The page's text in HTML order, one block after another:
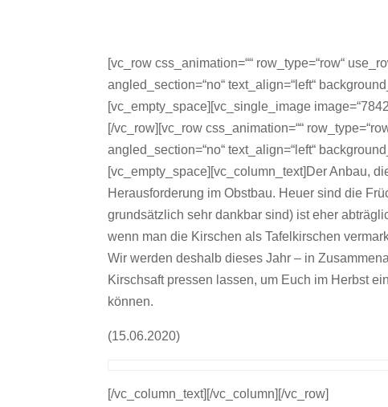
[vc_row css_animation=““ row_type=“row“
angled_section=“no“ text_align=“left“
[vc_empty_space][vc_single_image
[/vc_row][vc_row css_animation=““
angled_section=“no“ text_align=“left“
[vc_empty_space][vc_column_text]Der Anbau,
Herausforderung im Obstbau. Heuer sind die
grundsätzlich sehr dankbar sind) ist eher
wenn man die Kirschen als Tafelkirschen
Wir werden deshalb dieses Jahr – in
Kirschsaft pressen lassen, um Euch im Herbst
können.
(15.06.2020)
[/vc_column_text][/vc_column][/vc_row]